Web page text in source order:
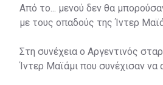
Από το... μενού δεν θα
με τους οπαδούς της Ίντερ
Στη συνέχεια ο Αργεντινός
Ίντερ Μαϊάμι που συνέχισαν